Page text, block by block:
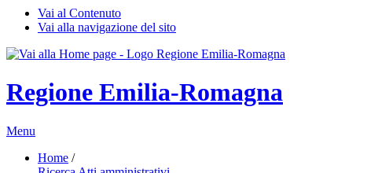
Vai al Contenuto
Vai alla navigazione del sito
Regione Emilia-Romagna
Menu
Home /